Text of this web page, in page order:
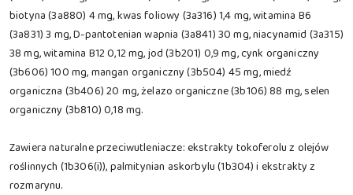
biotyna (3a880) 4 mg, kwas foliowy (3a316) 1,4 mg, witamina B6
(3a831) 3 mg, D-pantotenian wapnia (3a841) 30 mg, niacynamid (3a315)
38 mg, witamina B12 0,12 mg, jod (3b201) 0,9 mg, cynk organiczny
(3b606) 100 mg, mangan organiczny (3b504) 45 mg, miedź
organiczna (3b406) 20 mg, żelazo organiczne (3b106) 88 mg, selen
organiczny (3b810) 0,18 mg.
Zawiera naturalne przeciwutleniacze: ekstrakty tokoferolu z olejów
roślinnych (1b306(i)), palmitynian askorbylu (1b304) i ekstrakty z
rozmarynu.